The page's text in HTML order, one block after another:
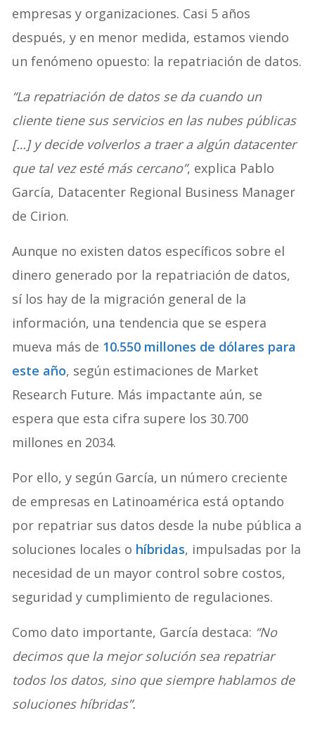
empresas y organizaciones. Casi 5 años
después, y en menor medida, estamos viendo
un fenómeno opuesto: la repatriación de datos.
“La repatriación de datos se da cuando un
cliente tiene sus servicios en las nubes públicas
[…] y decide volverlos a traer a algún datacenter
que tal vez esté más cercano”, explica Pablo
García, Datacenter Regional Business Manager
de Cirion.
Aunque no existen datos específicos sobre el
dinero generado por la repatriación de datos,
sí los hay de la migración general de la
información, una tendencia que se espera
mueva más de 10.550 millones de dólares para
este año, según estimaciones de Market
Research Future. Más impactante aún, se
espera que esta cifra supere los 30.700
millones en 2034.
Por ello, y según García, un número creciente
de empresas en Latinoamérica está optando
por repatriar sus datos desde la nube pública a
soluciones locales o híbridas, impulsadas por la
necesidad de un mayor control sobre costos,
seguridad y cumplimiento de regulaciones.
Como dato importante, García destaca: “No
decimos que la mejor solución sea repatriar
todos los datos, sino que siempre hablamos de
soluciones híbridas”.